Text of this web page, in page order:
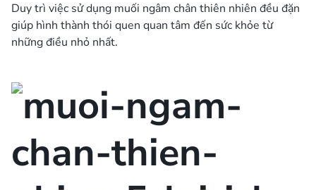
Duy trì việc sử dụng muối ngâm chân thiên nhiên đều đặn
giúp hình thành thói quen quan tâm đến sức khỏe từ
những điều nhỏ nhất.